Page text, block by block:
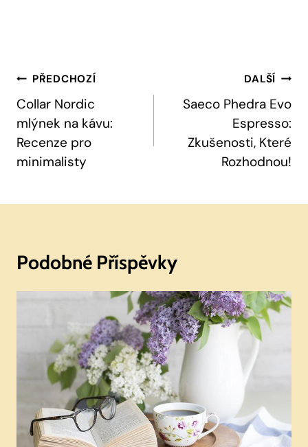
Navigace
Pro
Příspěvek
PŘEDCHOZÍ
Collar Nordic
mlýnek na kávu:
Recenze pro
minimalisty
DALŠÍ
Saeco Phedra Evo
Espresso:
Zkušenosti, Které
Rozhodnou!
Podobné Příspěvky